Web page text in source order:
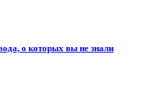
о которых вы не знали